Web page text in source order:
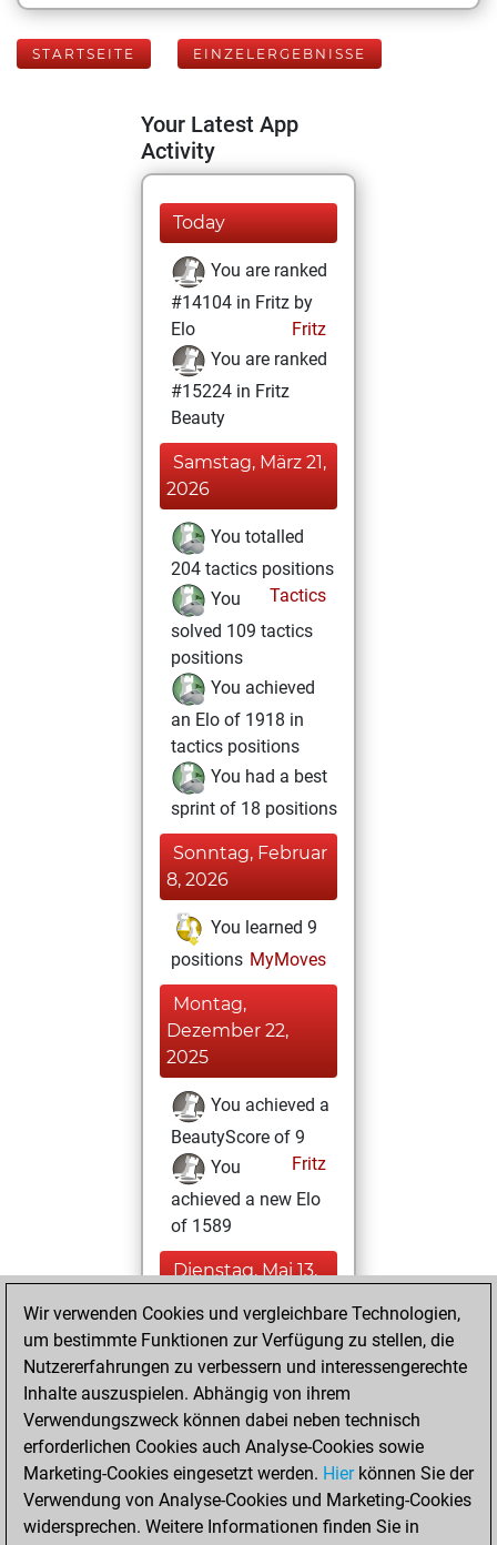
STARTSEITE EINZELERGEBNISSE
Your Latest App
Activity
Today
You are ranked
#14104 in Fritz by
Elo
Fritz
You are ranked
#15224 in Fritz
Beauty
Samstag, März 21,
2026
You totalled
204 tactics positions
Tactics
You
solved 109 tactics
positions
You achieved
an Elo of 1918 in
tactics positions
You had a best
sprint of 18 positions
Sonntag, Februar
8, 2026
You learned 9
positions MyMoves
Montag,
Dezember 22,
2025
You achieved a
BeautyScore of 9
Fritz
You
achieved a new Elo
of 1589
Dienstag, Mai 13,
You played 2
blitz games
Play
You scored +0
=0 -2 in blitz
Freitag, Februar
11, 2022
Wir verwenden Cookies und vergleichbare Technologien,
um bestimmte Funktionen zur Verfügung zu stellen, die
Nutzererfahrungen zu verbessern und interessengerechte
Inhalte auszuspielen. Abhängig von ihrem
Verwendungszweck können dabei neben technisch
erforderlichen Cookies auch Analyse-Cookies sowie
Marketing-Cookies eingesetzt werden. Hierkönnen Sie der
Verwendung von Analyse-Cookies und Marketing-Cookies
widersprechen. Weitere Informationen finden Sie in